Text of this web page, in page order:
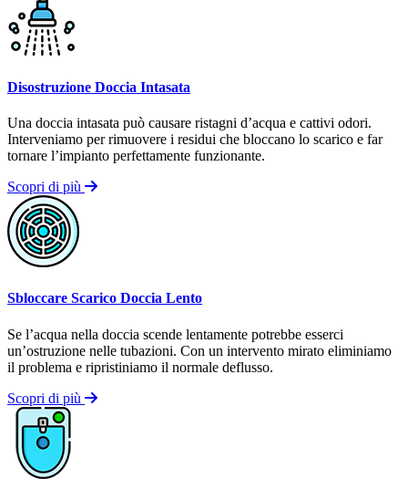
Disostruzione Doccia Intasata
Una doccia intasata può causare ristagni d’acqua e cattivi odori.
Interveniamo per rimuovere i residui che bloccano lo scarico e far
tornare l’impianto perfettamente funzionante.
Scopri di più
Sbloccare Scarico Doccia Lento
Se l’acqua nella doccia scende lentamente potrebbe esserci
un’ostruzione nelle tubazioni. Con un intervento mirato eliminiamo
il problema e ripristiniamo il normale deflusso.
Scopri di più